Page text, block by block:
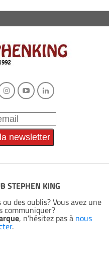
STEPHEN KING
des oublis? Vous avez une
communiquer?
, n'hésitez pas à nous
.